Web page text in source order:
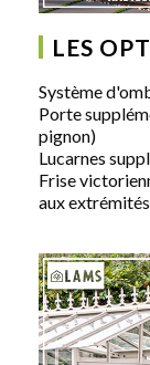
LES
Système
Porte
pignon)
Lucarnes
Frise
aux